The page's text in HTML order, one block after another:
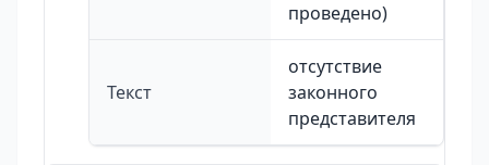
проведено)
Текст
отсутствие
законного
представителя